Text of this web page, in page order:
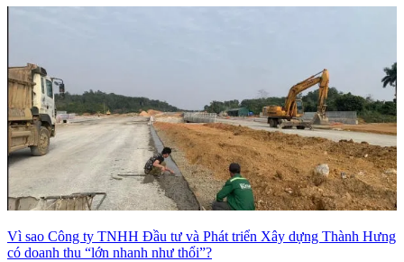
Vì sao Công ty TNHH Đầu tư và Phát triển Xây dựng Thành Hưng
có doanh thu “lớn nhanh như thổi”?